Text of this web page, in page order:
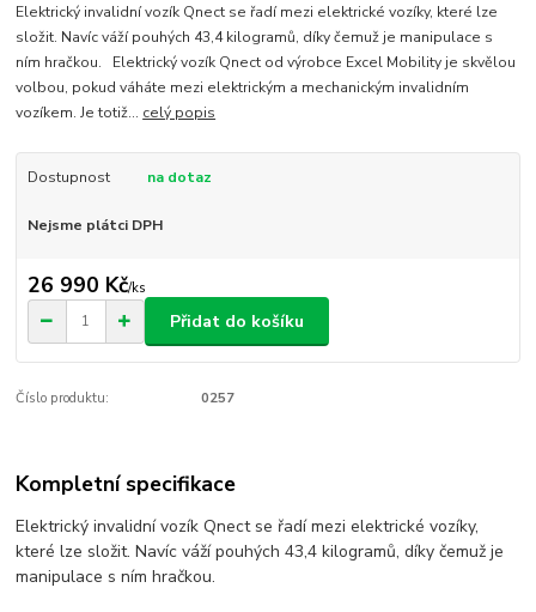
Elektrický invalidní vozík Qnect se řadí mezi elektrické vozíky, které lze
složit. Navíc váží pouhých 43,4 kilogramů, díky čemuž je manipulace s
ním hračkou. Elektrický vozík Qnect od výrobce Excel Mobility je skvělou
volbou, pokud váháte mezi elektrickým a mechanickým invalidním
vozíkem. Je totiž... celý popis
Dostupnost na dotaz
Nejsme plátci DPH
26 990 Kč/ks
Přidat do košíku
Číslo produktu: 0257
Kompletní specifikace
Elektrický invalidní vozík Qnect se řadí mezi elektrické vozíky,
které lze složit. Navíc váží pouhých 43,4 kilogramů, díky čemuž je
manipulace s ním hračkou.